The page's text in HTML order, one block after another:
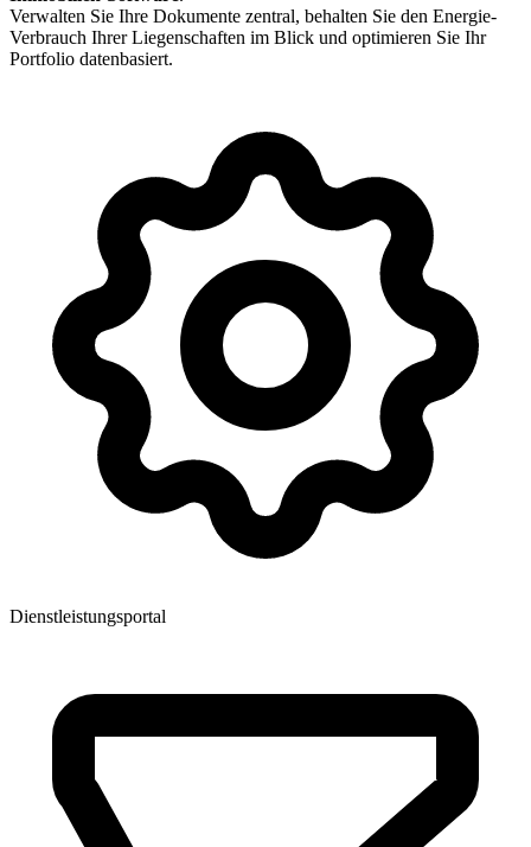
Verwalten Sie Ihre Dokumente zentral, behalten Sie den Energie-
Verbrauch Ihrer Liegenschaften im Blick und optimieren Sie Ihr
Portfolio datenbasiert.
Dienstleistungsportal